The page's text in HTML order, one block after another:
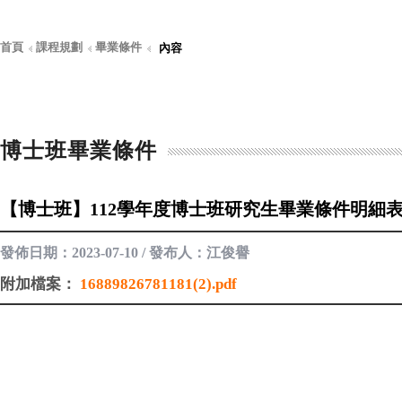
首頁 課程規劃 畢業條件 內容
博士班畢業條件
【博士班】112學年度博士班研究生畢業條件明細
發佈日期：2023-07-10 / 發布人：江俊譽
附加檔案： 16889826781181(2).pdf